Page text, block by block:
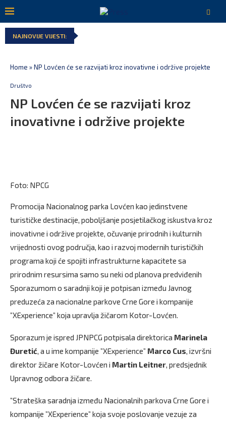
NAJNOVIJE VIJESTI:
Home »NP Lovćen će se razvijati kroz inovativne i održive projekte
Društvo
NP Lovćen će se razvijati kroz
inovativne i održive projekte
Foto: NPCG
Promocija Nacionalnog parka Lovćen kao jedinstvene
turističke destinacije, poboljšanje posjetilačkog iskustva kroz
inovativne i održive projekte, očuvanje prirodnih i kulturnih
vrijednosti ovog područja, kao i razvoj modernih turističkih
programa koji će spojiti infrastrukturne kapacitete sa
prirodnim resursima samo su neki od planova predviđenih
Sporazumom o saradnji koji je potpisan između Javnog
preduzeća za nacionalne parkove Crne Gore i kompanije
”XExperience” koja upravlja žičarom Kotor-Lovćen.
Sporazum je ispred JPNPCG potpisala direktorica Marinela
Đuretić, a u ime kompanije ”XExperience” Marco Cus, izvršni
direktor žičare Kotor-Lovćen i Martin Leitner, predsjednik
Upravnog odbora žičare.
”Strateška saradnja između Nacionalnih parkova Crne Gore i
kompanije ”XExperience” koja svoje poslovanje vezuje za